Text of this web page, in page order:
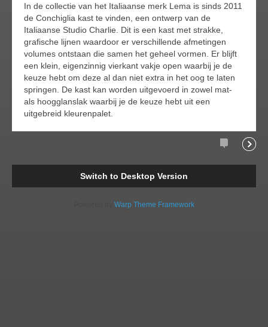
In de collectie van het Italiaanse merk Lema is sinds 2011
de Conchiglia kast te vinden, een ontwerp van de
Italiaanse Studio Charlie. Dit is een kast met strakke,
grafische lijnen waardoor er verschillende afmetingen
volumes ontstaan die samen het geheel vormen. Er blijft
een klein, eigenzinnig vierkant vakje open waarbij je de
keuze hebt om deze al dan niet extra in het oog te laten
springen. De kast kan worden uitgevoerd in zowel mat-
als hoogglanslak waarbij je de keuze hebt uit een
uitgebreid kleurenpalet.
Comments
Switch to Desktop Version
Warp Theme Framework